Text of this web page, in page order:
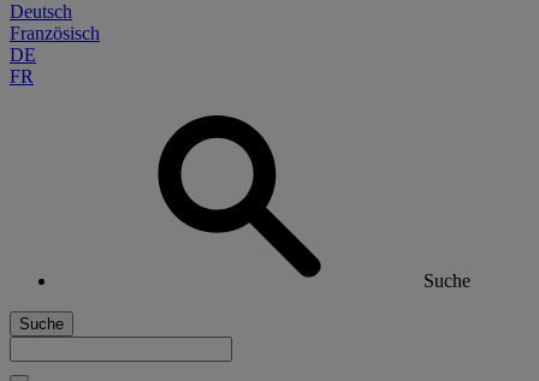
Deutsch
Französisch
DE
FR
Suche
Suche